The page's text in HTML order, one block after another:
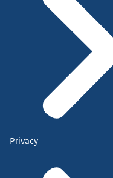
Privacy